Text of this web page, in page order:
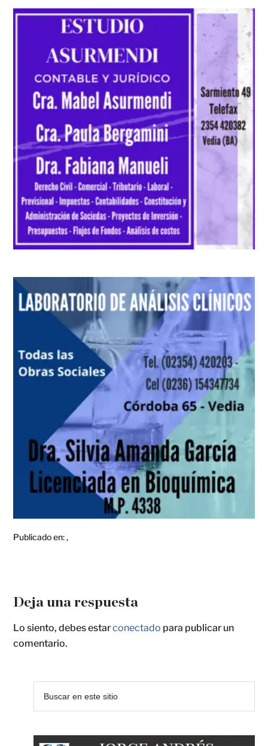
Publicado en:,
Deja una respuesta
Lo siento, debes estarconectado para publicar un
comentario.